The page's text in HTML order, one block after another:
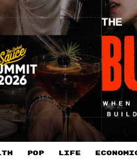
POP LIFE